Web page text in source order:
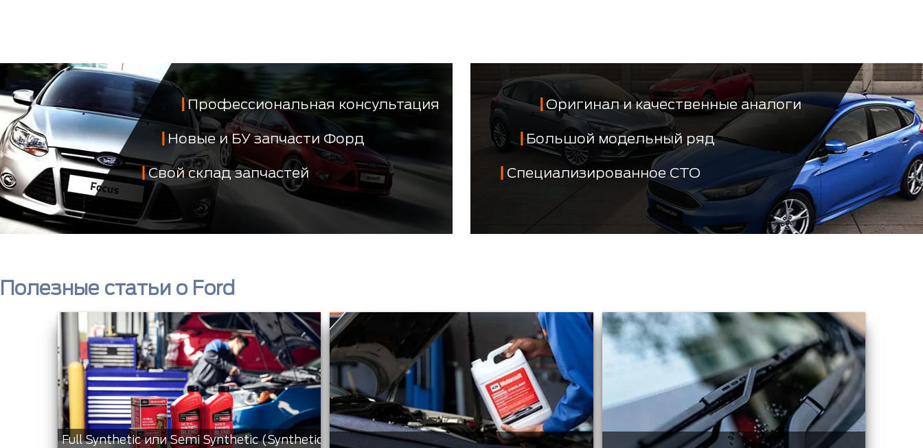
Профессиональная консультация
Новые и БУ запчасти Форд
Свой склад запчастей
Оригинал и качественные аналоги
Большой модельный ряд
Специализированное СТО
Полезные статьи о Ford
Full Synthetic или Semi Synthetic (Synthetic